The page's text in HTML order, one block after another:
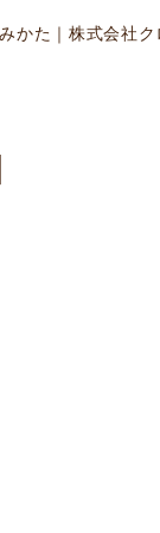
かた ｜株式会社
」と